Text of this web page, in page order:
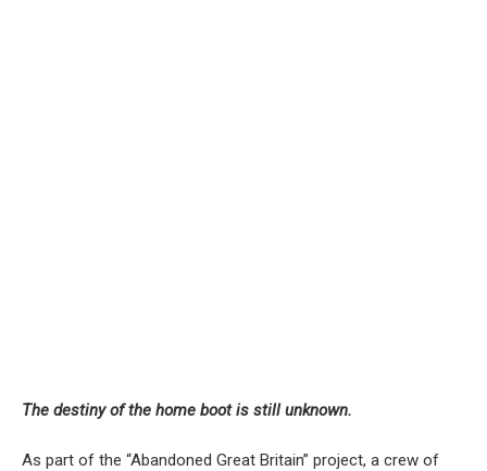
The destiny of the home boot is still unknown.
As part of the “Abandoned Great Britain” project, a crew of